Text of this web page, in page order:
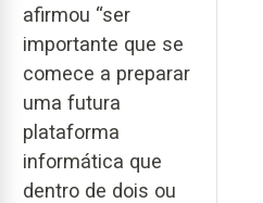
afirmou “ser
importante que se
comece a preparar
uma futura
plataforma
informática que
dentro de dois ou